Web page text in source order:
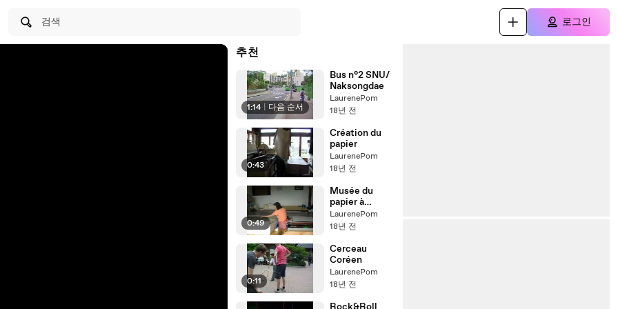
검색 로그인
추천
1:14 다음 순서
Bus n°2 SNU/
Naksongdae
LaurenePom
18년 전
0:43
Création du
papier
LaurenePom
18년 전
0:49
Musée du
papier à
Jeonju
LaurenePom
18년 전
0:11
Cerceau
Coréen
LaurenePom
18년 전